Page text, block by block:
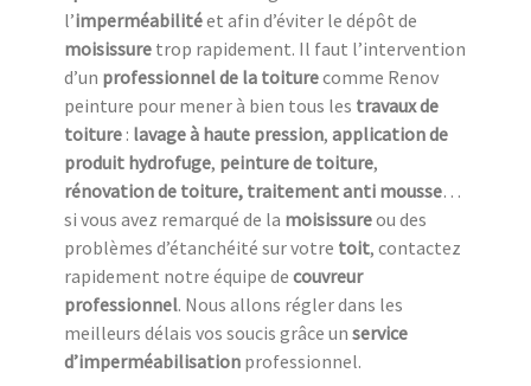
l’imperméabilitéet afin d’éviter le dépôt de
moisissure trop rapidement. Il faut l’intervention
d’un professionnel de la toiturecomme Renov
peinture pour mener à bien tous les travaux de
toiture : lavage à haute pression, application de
produit hydrofuge, peinture de toiture,
rénovation de toiture, traitement anti mousse…
si vous avez remarqué de la moisissureou des
problèmes d’étanchéité sur votre toit, contactez
rapidement notre équipe de couvreur
professionnel. Nous allons régler dans les
meilleurs délais vos soucis grâce un service
d’imperméabilisation professionnel.